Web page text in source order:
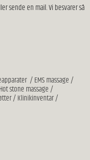
sende en mail. Vi besvarer så
/EMS massage/
Hot stone massage/
/Klinikinventar/